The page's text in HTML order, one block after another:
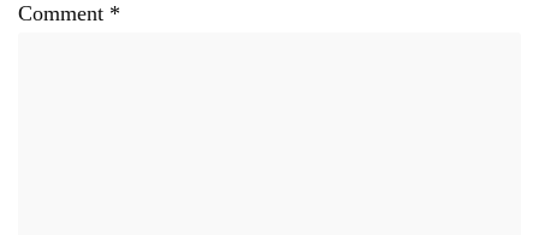
Comment *